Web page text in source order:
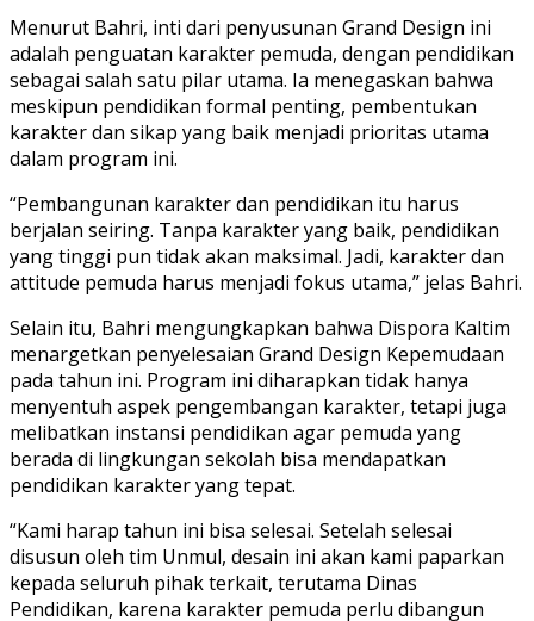
Menurut Bahri, inti dari penyusunan Grand Design ini
adalah penguatan karakter pemuda, dengan pendidikan
sebagai salah satu pilar utama. Ia menegaskan bahwa
meskipun pendidikan formal penting, pembentukan
karakter dan sikap yang baik menjadi prioritas utama
dalam program ini.
“Pembangunan karakter dan pendidikan itu harus
berjalan seiring. Tanpa karakter yang baik, pendidikan
yang tinggi pun tidak akan maksimal. Jadi, karakter dan
attitude pemuda harus menjadi fokus utama,” jelas Bahri.
Selain itu, Bahri mengungkapkan bahwa Dispora Kaltim
menargetkan penyelesaian Grand Design Kepemudaan
pada tahun ini. Program ini diharapkan tidak hanya
menyentuh aspek pengembangan karakter, tetapi juga
melibatkan instansi pendidikan agar pemuda yang
berada di lingkungan sekolah bisa mendapatkan
pendidikan karakter yang tepat.
“Kami harap tahun ini bisa selesai. Setelah selesai
disusun oleh tim Unmul, desain ini akan kami paparkan
kepada seluruh pihak terkait, terutama Dinas
Pendidikan, karena karakter pemuda perlu dibangun